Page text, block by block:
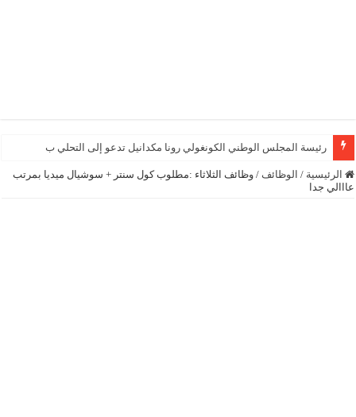
رئيسة المجلس الوطني الكونغولي رونا مكدانيل تدعو إلى التحلي بالصبر حتى يمكن
الرئيسية / الوظائف / وظائف الثلاثاء :مطلوب كول سنتر + سوشيال ميديا بمرتب
عااالي جدا